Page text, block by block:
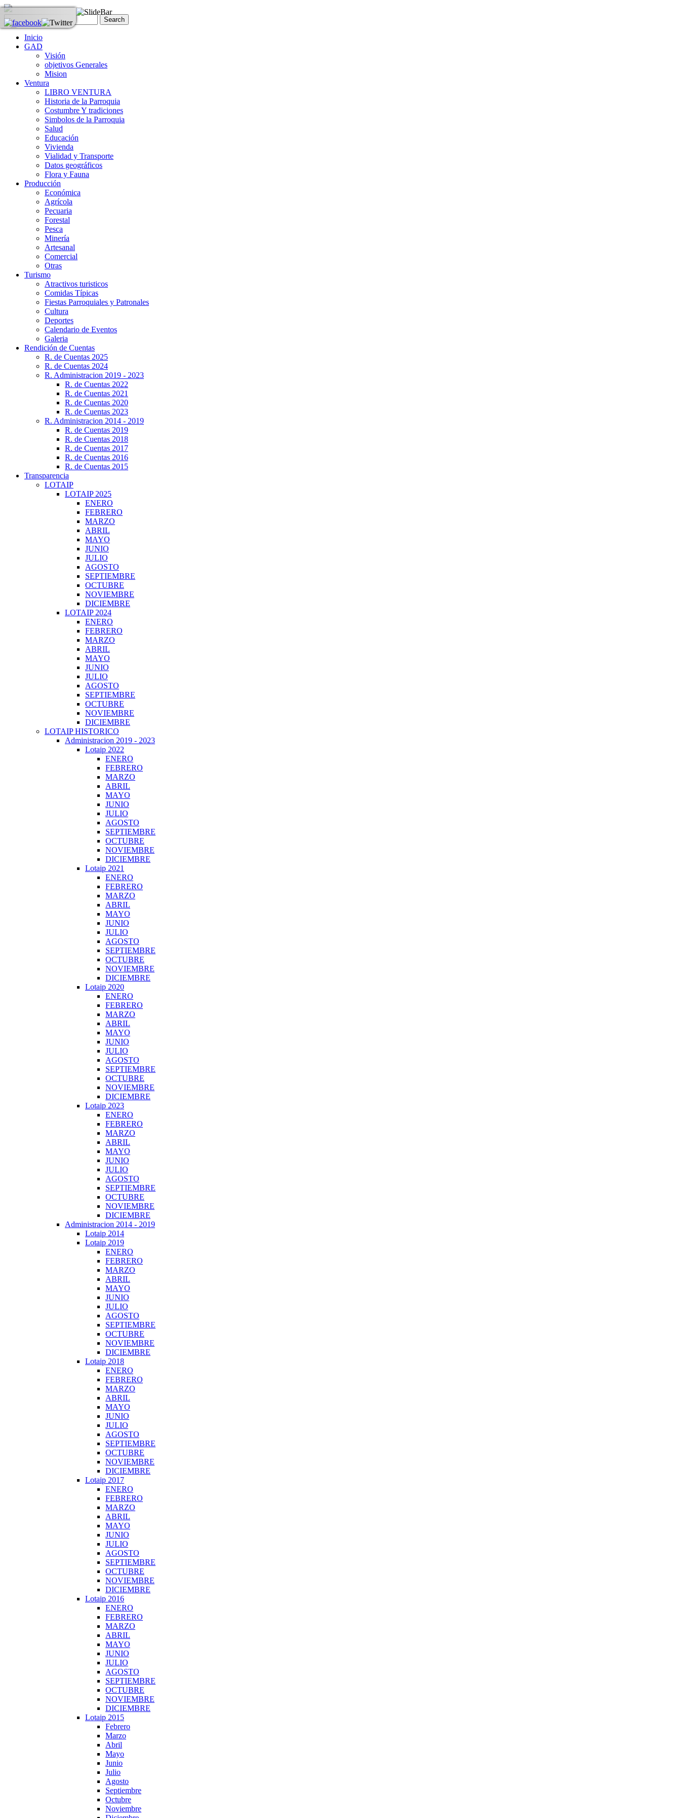
Inicio
GAD
Visión
objetivos Generales
Mision
Ventura
LIBRO VENTURA
Historia de la Parroquia
Costumbre Y tradiciones
Simbolos de la Parroquia
Salud
Educación
Vivienda
Vialidad y Transporte
Datos geográficos
Flora y Fauna
Producción
Económica
Agrícola
Pecuaria
Forestal
Pesca
Minería
Artesanal
Comercial
Otras
Turismo
Atractivos turisticos
Comidas Típicas
Fiestas Parroquiales y Patronales
Cultura
Deportes
Calendario de Eventos
Galeria
Rendición de Cuentas
R. de Cuentas 2025
R. de Cuentas 2024
R. Administracion 2019 - 2023
R. de Cuentas 2022
R. de Cuentas 2021
R. de Cuentas 2020
R. de Cuentas 2023
R. Administracion 2014 - 2019
R. de Cuentas 2019
R. de Cuentas 2018
R. de Cuentas 2017
R. de Cuentas 2016
R. de Cuentas 2015
Transparencia
LOTAIP
LOTAIP 2025
ENERO
FEBRERO
MARZO
ABRIL
MAYO
JUNIO
JULIO
AGOSTO
SEPTIEMBRE
OCTUBRE
NOVIEMBRE
DICIEMBRE
LOTAIP 2024
ENERO
FEBRERO
MARZO
ABRIL
MAYO
JUNIO
JULIO
AGOSTO
SEPTIEMBRE
OCTUBRE
NOVIEMBRE
DICIEMBRE
LOTAIP HISTORICO
Administracion 2019 - 2023
Lotaip 2022
ENERO
FEBRERO
MARZO
ABRIL
MAYO
JUNIO
JULIO
AGOSTO
SEPTIEMBRE
OCTUBRE
NOVIEMBRE
DICIEMBRE
Lotaip 2021
ENERO
FEBRERO
MARZO
ABRIL
MAYO
JUNIO
JULIO
AGOSTO
SEPTIEMBRE
OCTUBRE
NOVIEMBRE
DICIEMBRE
Lotaip 2020
ENERO
FEBRERO
MARZO
ABRIL
MAYO
JUNIO
JULIO
AGOSTO
SEPTIEMBRE
OCTUBRE
NOVIEMBRE
DICIEMBRE
Lotaip 2023
ENERO
FEBRERO
MARZO
ABRIL
MAYO
JUNIO
JULIO
AGOSTO
SEPTIEMBRE
OCTUBRE
NOVIEMBRE
DICIEMBRE
Administracion 2014 - 2019
Lotaip 2014
Lotaip 2019
ENERO
FEBRERO
MARZO
ABRIL
MAYO
JUNIO
JULIO
AGOSTO
SEPTIEMBRE
OCTUBRE
NOVIEMBRE
DICIEMBRE
Lotaip 2018
ENERO
FEBRERO
MARZO
ABRIL
MAYO
JUNIO
JULIO
AGOSTO
SEPTIEMBRE
OCTUBRE
NOVIEMBRE
DICIEMBRE
Lotaip 2017
ENERO
FEBRERO
MARZO
ABRIL
MAYO
JUNIO
JULIO
AGOSTO
SEPTIEMBRE
OCTUBRE
NOVIEMBRE
DICIEMBRE
Lotaip 2016
ENERO
FEBRERO
MARZO
ABRIL
MAYO
JUNIO
JULIO
AGOSTO
SEPTIEMBRE
OCTUBRE
NOVIEMBRE
DICIEMBRE
Lotaip 2015
Febrero
Marzo
Abril
Mayo
Junio
Julio
Agosto
Septiembre
Octubre
Noviembre